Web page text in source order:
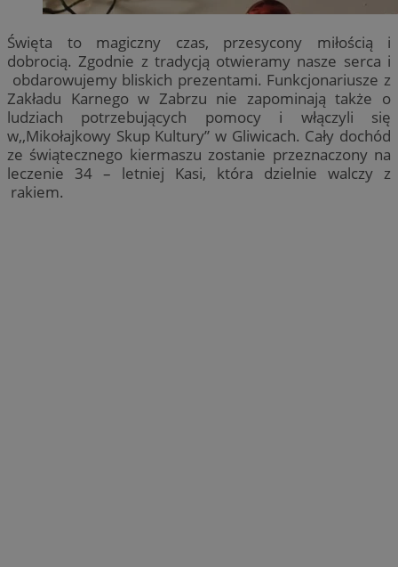
Święta to magiczny czas, przesycony miłością i
dobrocią. Zgodnie z tradycją otwieramy nasze serca i
obdarowujemy bliskich prezentami. Funkcjonariusze z
Zakładu Karnego w Zabrzu nie zapominają także o
ludziach potrzebujących pomocy i włączyli się
w,,Mikołajkowy Skup Kultury” w Gliwicach. Cały dochód
ze świątecznego kiermaszu zostanie przeznaczony na
leczenie 34 – letniej Kasi, która dzielnie walczy z
rakiem.